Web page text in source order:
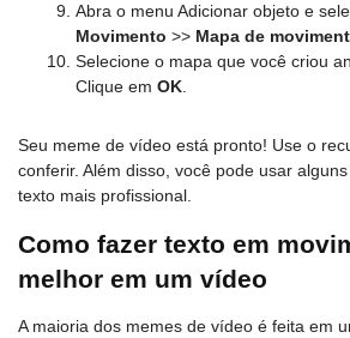
Abra o menu Adicionar objeto e
Movimento >> Mapa de
Selecione o mapa que você criou
Clique em OK
Seu meme de vídeo está pronto! Use o
conferir. Além disso, você pode usar
texto mais profissional.
Como fazer texto em
melhor em um vídeo
A maioria dos memes de vídeo é feita em